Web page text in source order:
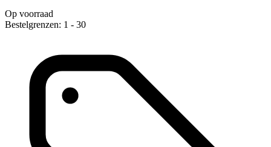
Op voorraad
Bestelgrenzen: 1 - 30